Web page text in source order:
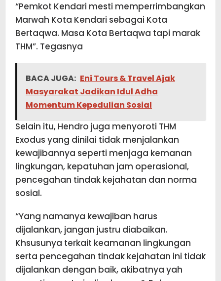
“Pemkot Kendari mesti memperrimbangkan
Marwah Kota Kendari sebagai Kota
Bertaqwa. Masa Kota Bertaqwa tapi marak
THM”. Tegasnya
BACA JUGA: Eni Tours & Travel Ajak
Masyarakat Jadikan Idul Adha
Momentum Kepedulian Sosial
Selain itu, Hendro juga menyoroti THM
Exodus yang dinilai tidak menjalankan
kewajibannya seperti menjaga kemanan
lingkungan, kepatuhan jam operasional,
pencegahan tindak kejahatan dan norma
sosial.
“Yang namanya kewajiban harus
dijalankan, jangan justru diabaikan.
Khsusunya terkait keamanan lingkungan
serta pencegahan tindak kejahatan ini tidak
dijalankan dengan baik, akibatnya yah